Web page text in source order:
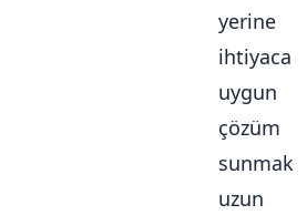
yerine
ihtiyaca
uygun
çözüm
sunmak
uzun